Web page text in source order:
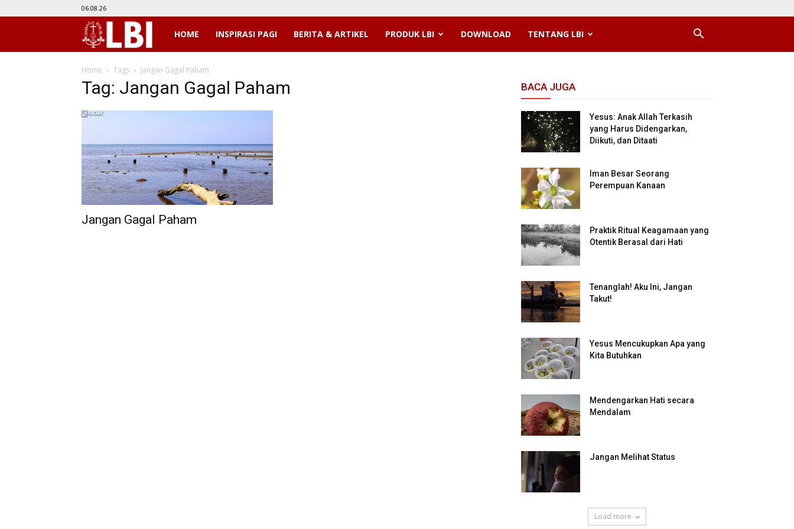
06.08.26
LBIHOME INSPIRASI PAGI BERITA & ARTIKEL PRODUK LBI DOWNLOAD TENTANG LBI
Home Tags Jangan Gagal Paham
Tag: Jangan Gagal Paham
Jangan Gagal Paham
BACA JUGA
Yesus: Anak Allah Terkasih
yang Harus Didengarkan,
Diikuti, dan Ditaati
Iman Besar Seorang
Perempuan Kanaan
Praktik Ritual Keagamaan yang
Otentik Berasal dari Hati
Tenanglah! Aku Ini, Jangan
Takut!
Yesus Mencukupkan Apa yang
Kita Butuhkan
Mendengarkan Hati secara
Mendalam
Jangan Melihat Status
Load more